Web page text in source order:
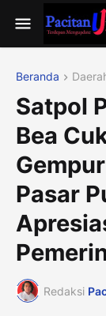
Beranda
Satpol
Bea
Pasar
Redaksi